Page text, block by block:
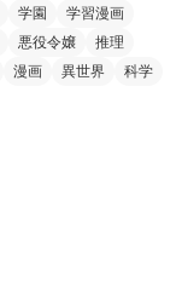
学園
学習漫画
悪役令嬢
推理
漫画 異世界
科学